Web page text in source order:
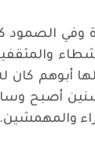
وفي
كان له
أصبح
والمهمشين.